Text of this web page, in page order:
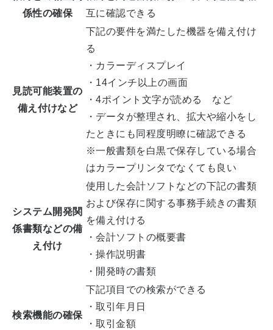
係性の確保
互に確認できる
見読可能装置の
備え付けなど
下記の要件を満たした機器を備え付け
る
・カラーディスプレイ
・14インチ以上の画面
・4ポイント文字が読める など
・データが整理され、拡大や縮小をし
たときにも同程度明瞭に確認できる
※一般書類を白黒で保存している場合
はカラープリンタでなくても良い
システム開発関
係書類などの備
え付け
使用した会計ソフトなどの下記の書類
および保存に関する事務手続きの書類
を備え付ける
・会計ソフトの概要書
・操作説明書
・開発時の書類
検索機能の確保
下記項目での検索ができる
・取引年月日
・取引金額